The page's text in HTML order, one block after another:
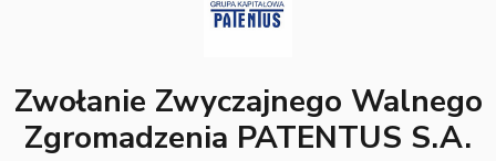
Zwołanie Zwyczajnego Walnego
Zgromadzenia PATENTUS S.A.